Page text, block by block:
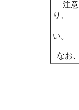
注意
り、
当サ
い。
なお